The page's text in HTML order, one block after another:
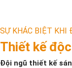
SỰ KHÁC BIỆT KHI
Thiết kế
Đội ngũ thiết kế